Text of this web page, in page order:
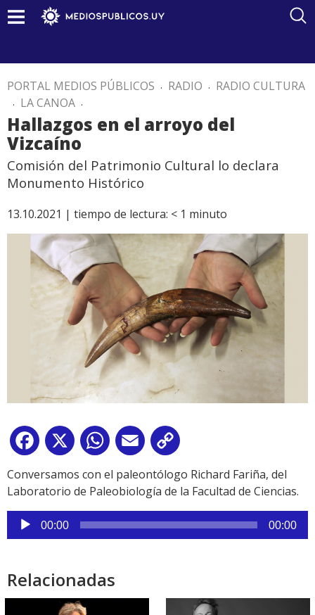
PORTAL MEDIOS PÚBLICOS . RADIO . RADIO CULTURA
. LA CANOA .
Hallazgos en el arroyo del
Vizcaíno
Comisión del Patrimonio Cultural lo declara
Monumento Histórico
13.10.2021 | tiempo de lectura: < 1 minuto
Facebook
X WhatsApp
Email
Link
Conversamos con el paleontólogo Richard Fariña, del
Laboratorio de Paleobiología de la Facultad de Ciencias.
Reproductor
de
00:00 00:00
Relacionadas